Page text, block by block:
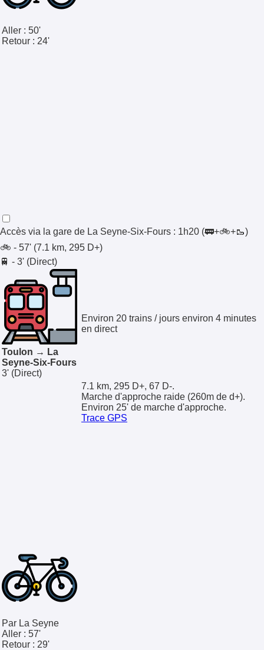
Aller : 50'
Retour : 24'
Accès via la gare de La Seyne-Six-Fours : 1h20 (🚃+🚲+🥾)
🚲 - 57' (7.1 km, 295 D+)
🚆 - 3' (Direct)
Toulon → La
Seyne-Six-Fours
3' (Direct)
Environ 20 trains / jours environ 4 minutes
en direct
Par La Seyne
Aller : 57'
Retour : 29'
7.1 km, 295 D+, 67 D-.
Marche d'approche raide (260m de d+).
Environ 25' de marche d'approche.
Trace GPS